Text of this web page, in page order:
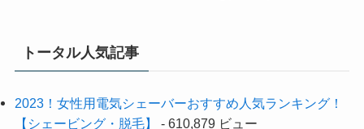
トータル人気記事
2023！女性用電気シェーバーおすすめ人気ランキング！
【シェービング・脱毛】
- 610,879 ビュー